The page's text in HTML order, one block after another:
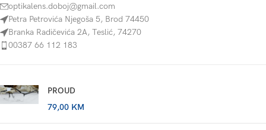
optikalens.doboj@gmail.com
Petra Petrovića Njegoša 5, Brod 74450
Branka Radičevića 2A, Teslić, 74270
00387 66 112 183
PROUD
79,00 KM